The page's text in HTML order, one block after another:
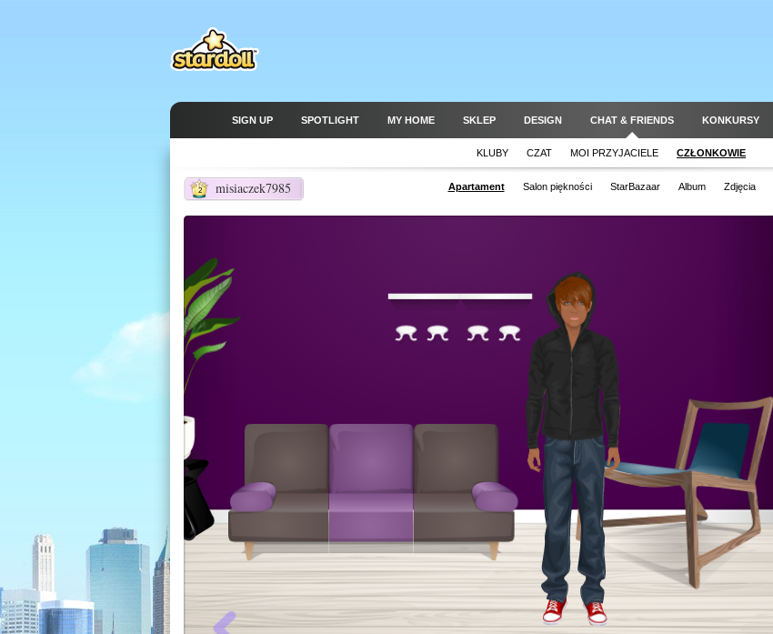
SIGN UP SPOTLIGHT MY HOME SKLEP DESIGN CHAT & FRIENDS KONKURSY
KLUBY CZAT MOI PRZYJACIELE CZŁONKOWIE
misiaczek7985
2 Apartament Salon piękności StarBazaar Album Zdjęcia